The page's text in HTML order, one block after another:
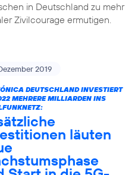
in Deutschland zu mehr
Zivilcourage ermutigen.
2019
DEUTSCHLAND INVESTIERT
MEHRERE MILLIARDEN INS
läuten